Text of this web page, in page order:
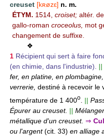
creuset [kʀøzɛ] n. m.
ÉTYM. 1514, croiset; altér.
gallo-roman croceolus, mot
changement de suffixe.
❖
1 Récipient qui sert à faire
(en chimie, dans l'industrie). ||
fer, en platine, en
verrerie, destiné à recevoir le
température de 1 400o ||
Épurer au creuset. ||
métallique d'un creuset. ⇒
ou l'argent(cit. 33) en alliage